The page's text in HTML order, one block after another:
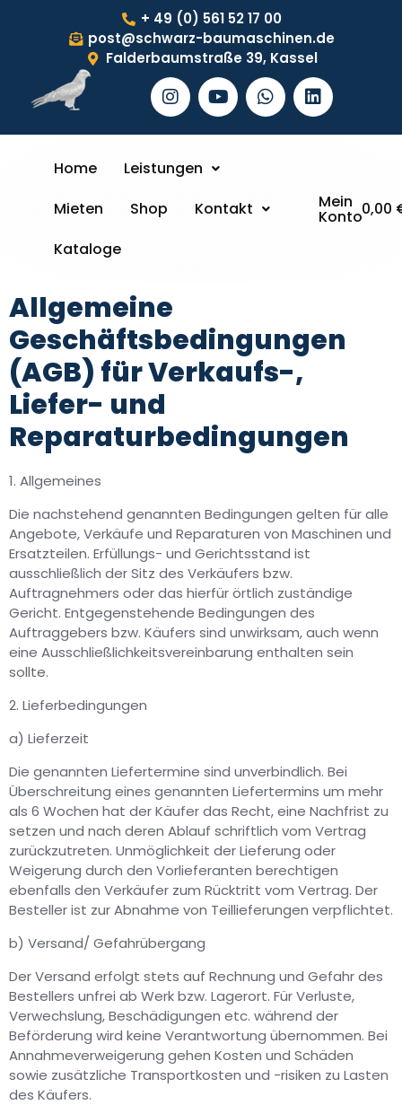
+ 49 (0) 561 52 17 00
post@schwarz-baumaschinen.de
Falderbaumstraße 39, Kassel
Home
Leistungen
Mieten
Shop
Kontakt
Kataloge
Mein
Konto0,00
Allgemeine
Geschäftsbedingungen
(AGB) für Verkaufs-,
Liefer- und
Reparaturbedingungen
1. Allgemeines
Die nachstehend genannten Bedingungen gelten für alle
Angebote, Verkäufe und Reparaturen von Maschinen und
Ersatzteilen. Erfüllungs- und Gerichtsstand ist
ausschließlich der Sitz des Verkäufers bzw.
Auftragnehmers oder das hierfür örtlich zuständige
Gericht. Entgegenstehende Bedingungen des
Auftraggebers bzw. Käufers sind unwirksam, auch wenn
eine Ausschließlichkeitsvereinbarung enthalten sein
sollte.
2. Lieferbedingungen
a) Lieferzeit
Die genannten Liefertermine sind unverbindlich. Bei
Überschreitung eines genannten Liefertermins um mehr
als 6 Wochen hat der Käufer das Recht, eine Nachfrist zu
setzen und nach deren Ablauf schriftlich vom Vertrag
zurückzutreten. Unmöglichkeit der Lieferung oder
Weigerung durch den Vorlieferanten berechtigen
ebenfalls den Verkäufer zum Rücktritt vom Vertrag. Der
Besteller ist zur Abnahme von Teillieferungen verpflichtet.
b) Versand/ Gefahrübergang
Der Versand erfolgt stets auf Rechnung und Gefahr des
Bestellers unfrei ab Werk bzw. Lagerort. Für Verluste,
Verwechslung, Beschädigungen etc. während der
Beförderung wird keine Verantwortung übernommen. Bei
Annahmeverweigerung gehen Kosten und Schäden
sowie zusätzliche Transportkosten und -risiken zu Lasten
des Käufers.